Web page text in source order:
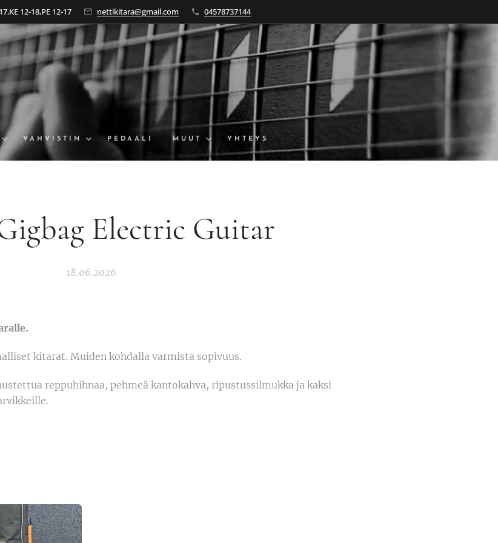
12-18,PE 12-17 nettikitara@gmail.com 04578737144
VAHVISTIN PEDAALI MUUT YHTEYS
Electric Guitar
18.06.2026
kitarat. Muiden kohdalla varmista sopivuus.
reppuhihnaa, pehmeä kantokahva, ripustussilmukka ja kaksi